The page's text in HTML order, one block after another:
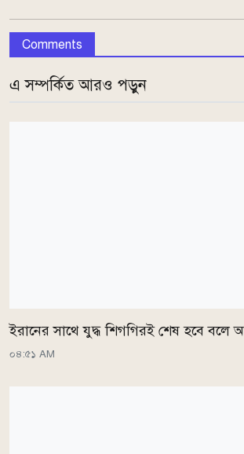
Comments
এ সম্পর্কিত আরও পড়ুন
ইরানের সাথে যুদ্ধ শিগগিরই শেষ হবে বলে
০৪:৫১ AM